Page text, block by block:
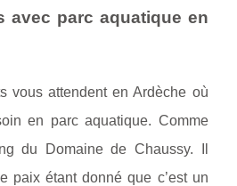
avec parc aquatique en
vous attendent en Ardèche où
en parc aquatique. Comme
du Domaine de Chaussy. Il
paix étant donné que c’est un